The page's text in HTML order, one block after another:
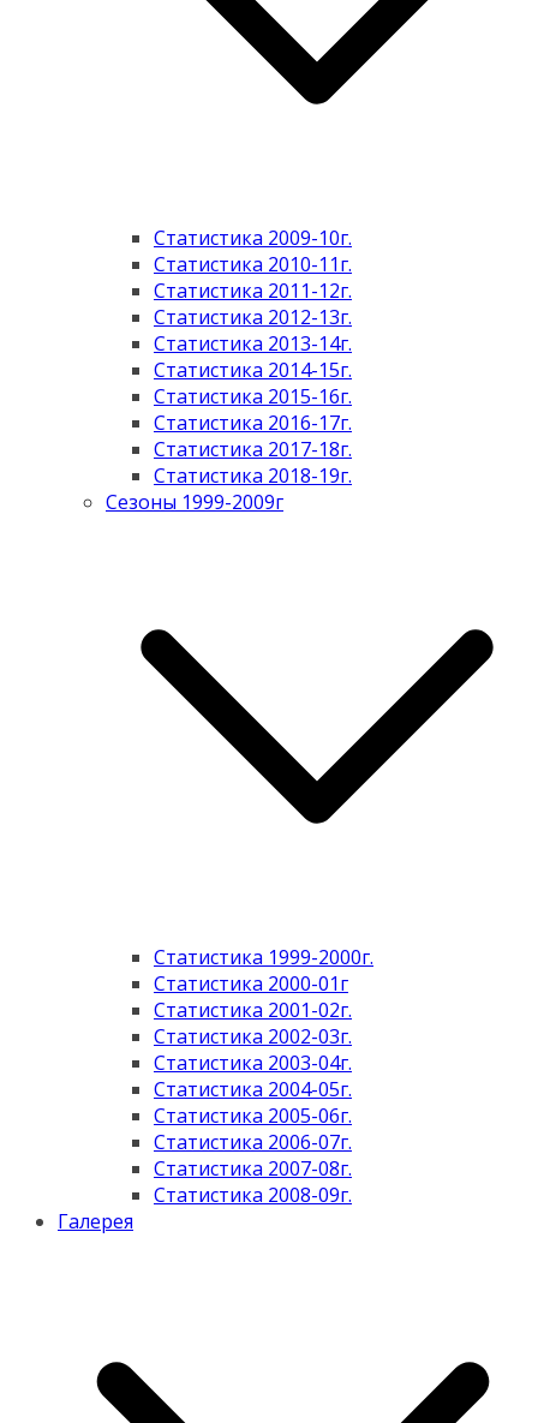
Статистика 2009-10г.
Статистика 2010-11г.
Статистика 2011-12г.
Статистика 2012-13г.
Статистика 2013-14г.
Статистика 2014-15г.
Статистика 2015-16г.
Статистика 2016-17г.
Статистика 2017-18г.
Статистика 2018-19г.
Сезоны 1999-2009г
Статистика 1999-2000г.
Статистика 2000-01г
Статистика 2001-02г.
Статистика 2002-03г.
Статистика 2003-04г.
Статистика 2004-05г.
Статистика 2005-06г.
Статистика 2006-07г.
Статистика 2007-08г.
Статистика 2008-09г.
Галерея